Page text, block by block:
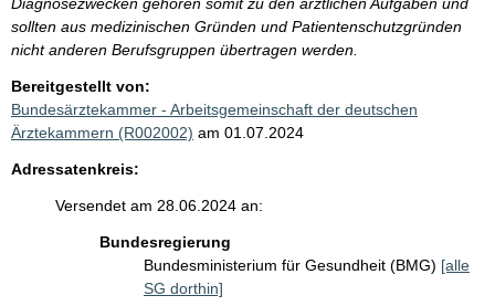
sollten aus medizinischen Gründen und Patientenschutzgründen
nicht anderen Berufsgruppen übertragen werden.
Bereitgestellt von:
Bundesärztekammer - Arbeitsgemeinschaft der deutschen
Ärztekammern (R002002) am 01.07.2024
Adressatenkreis:
Versendet am 28.06.2024 an:
Bundesregierung
Bundesministerium für Gesundheit (BMG) [alle
SG dorthin]